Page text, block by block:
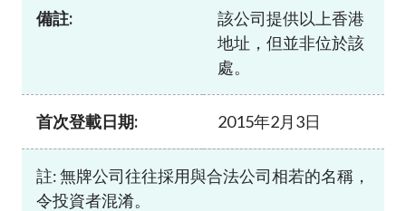
備註:
該公司提供以上香港
地址，但並非位於該
處。
首次登載日期: 2015年2月3日
註: 無牌公司往往採用與合法公司相若的名稱，
令投資者混淆。